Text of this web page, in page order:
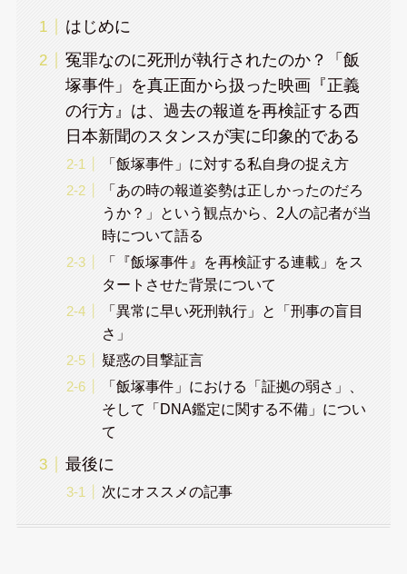
はじめに
冤罪なのに死刑が執行されたのか？「飯
塚事件」を真正面から扱った映画『正義
の行方』は、過去の報道を再検証する西
日本新聞のスタンスが実に印象的である
「飯塚事件」に対する私自身の捉え方
「あの時の報道姿勢は正しかったのだろ
うか？」という観点から、2人の記者が当
時について語る
「『飯塚事件』を再検証する連載」をス
タートさせた背景について
「異常に早い死刑執行」と「刑事の盲目
さ」
疑惑の目撃証言
「飯塚事件」における「証拠の弱さ」、
そして「DNA鑑定に関する不備」につい
て
最後に
次にオススメの記事